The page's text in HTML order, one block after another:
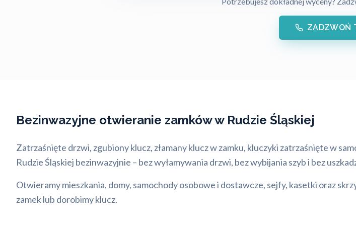
ZADZWOŃ
Bezinwazyjne otwieranie zamków w Rudzie Śląskiej
Zatrzaśnięte drzwi, zgubiony klucz, złamany klucz w zamku, kluczyki zatrzaśnięte w
Rudzie Śląskiej bezinwazyjnie – bez wyłamywania drzwi, bez wybijania szyb i bez
Otwieramy mieszkania, domy, samochody osobowe i dostawcze, sejfy, kasetki oraz
zamek lub dorobimy klucz.